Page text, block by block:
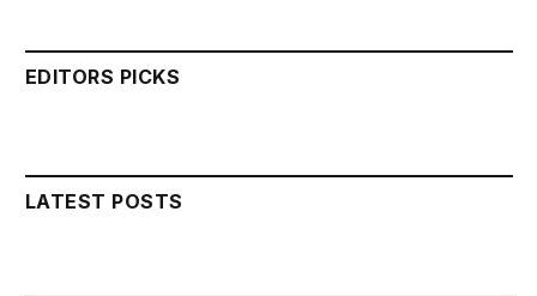
EDITORS PICKS
LATEST POSTS